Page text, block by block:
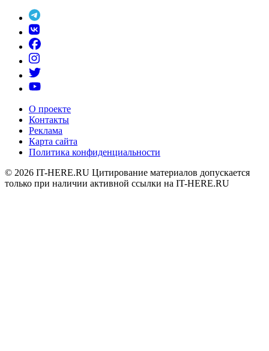
О проекте
Контакты
Реклама
Карта сайта
Политика конфиденциальности
© 2026 IT-HERE.RU Цитирование материалов допускается
только при наличии активной ссылки на IT-HERE.RU